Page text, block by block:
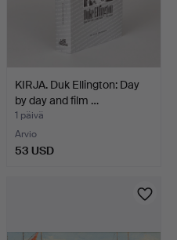
KIRJA. Duk Ellington: Day
by day and film …
1 päivä
Arvio
53 USD